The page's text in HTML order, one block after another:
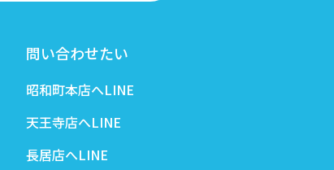
問い合わせたい
昭和町本店へLINE
天王寺店へLINE
長居店へLINE